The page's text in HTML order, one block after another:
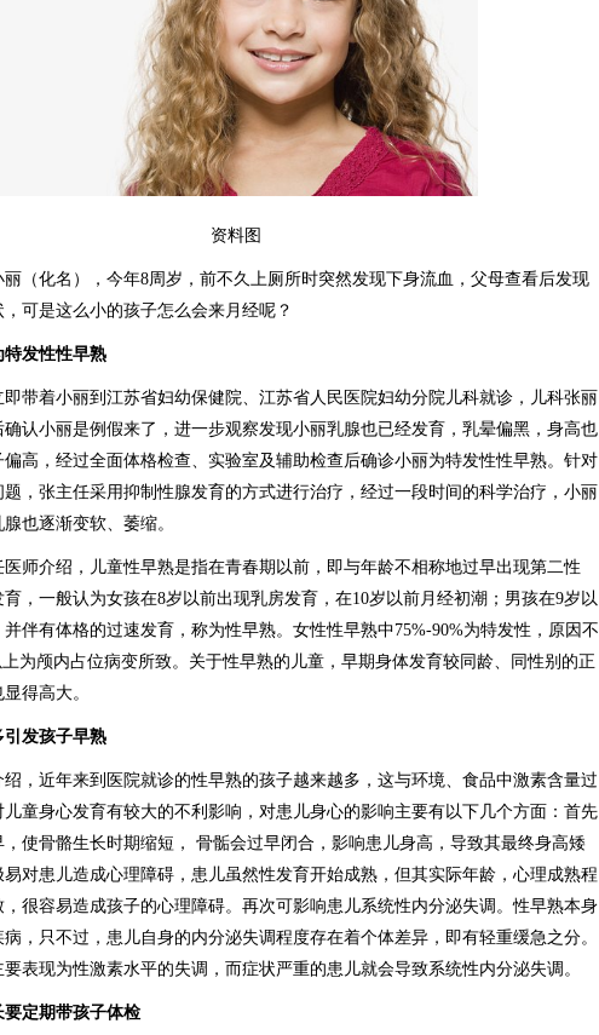
资料图
化名），今年8周岁，前不久上厕所时突然发现下身流血，父母查看后发现
可是这么小的孩子怎么会来月经呢？
发性性早熟
着小丽到江苏省妇幼保健院、江苏省人民医院妇幼分院儿科就诊，儿科张丽
认小丽是例假来了，进一步观察发现小丽乳腺也已经发育，乳晕偏黑，身高也
偏高，经过全面体格检查、实验室及辅助检查后确诊小丽为特发性性早熟。针对
，张主任采用抑制性腺发育的方式进行治疗，经过一段时间的科学治疗，小丽
也逐渐变软、萎缩。
介绍，儿童性早熟是指在青春期以前，即与年龄不相称地过早出现第二性
，一般认为女孩在8岁以前出现乳房发育，在10岁以前月经初潮；男孩在9岁以
伴有体格的过速发育，称为性早熟。女性性早熟中75%-90%为特发性，原因不
为颅内占位病变所致。关于性早熟的儿童，早期身体发育较同龄、同性别的正
得高大。
发孩子早熟
近年来到医院就诊的性早熟的孩子越来越多，这与环境、食品中激素含量过
儿童身心发育有较大的不利影响，对患儿身心的影响主要有以下几个方面：首先
，使骨骼生长时期缩短， 骨骺会过早闭合，影响患儿身高，导致其最终身高矮
对患儿造成心理障碍，患儿虽然性发育开始成熟，但其实际年龄，心理成熟程
，很容易造成孩子的心理障碍。再次可影响患儿系统性内分泌失调。性早熟本身
，只不过，患儿自身的内分泌失调程度存在着个体差异，即有轻重缓急之分。
表现为性激素水平的失调，而症状严重的患儿就会导致系统性内分泌失调。
要定期带孩子体检